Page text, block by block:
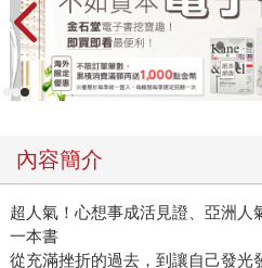
內容簡介
超人氣！心想事成活見證、亞洲人
一本書
從充滿挫折的過去，到讓自己發